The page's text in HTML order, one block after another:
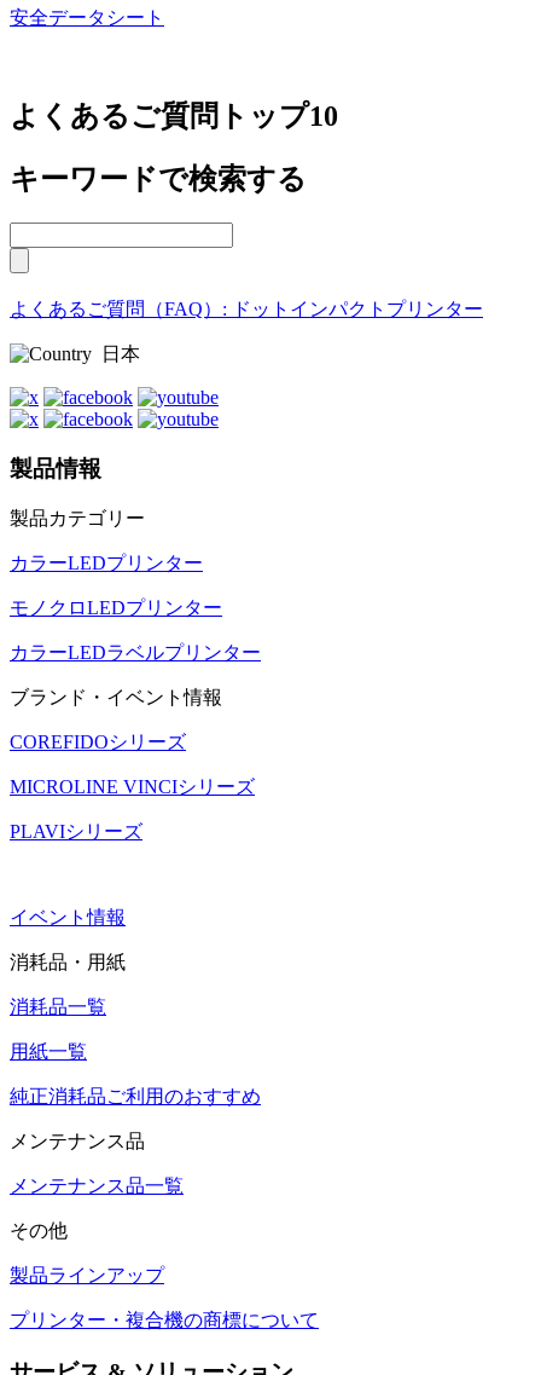
安全データシート
よくあるご質問トップ10
キーワードで検索する
よくあるご質問（FAQ）: ドットインパクトプリンター
日本
製品情報
製品カテゴリー
カラーLEDプリンター
モノクロLEDプリンター
カラーLEDラベルプリンター
ブランド・イベント情報
COREFIDOシリーズ
MICROLINE VINCIシリーズ
PLAVIシリーズ
イベント情報
消耗品・用紙
消耗品一覧
用紙一覧
純正消耗品ご利用のおすすめ
メンテナンス品
メンテナンス品一覧
その他
製品ラインアップ
プリンター・複合機の商標について